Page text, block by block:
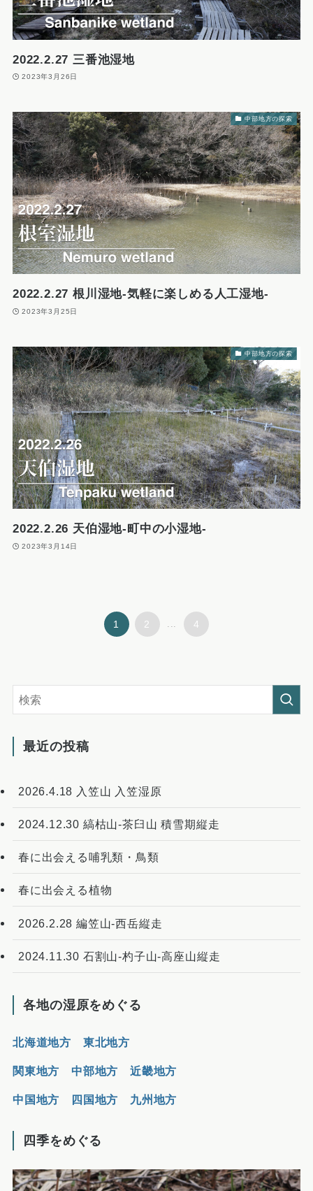
2022.2.27 三番池湿地
2023年3月26日
中部地方の探索
2022.2.27 根川湿地-気軽に楽しめる人工湿地-
2023年3月25日
中部地方の探索
2022.2.26 天伯湿地-町中の小湿地-
2023年3月14日
1 2 ... 4
最近の投稿
2026.4.18 入笠山 入笠湿原
2024.12.30 縞枯山-茶臼山 積雪期縦走
春に出会える哺乳類・鳥類
春に出会える植物
2026.2.28 編笠山-西岳縦走
2024.11.30 石割山-杓子山-高座山縦走
各地の湿原をめぐる
北海道地方 東北地方
関東地方 中部地方 近畿地方
中国地方 四国地方 九州地方
四季をめぐる